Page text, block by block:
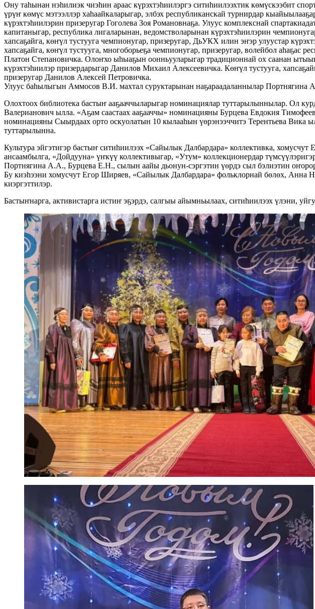
Ону таһынан нэһилиэк чиэһин араас күрэхтэһиилэргэ ситиһиилээхтик көмүскээбит
үрүҥ көмүс мэтээллэр хаһаайкаларыгар, элбэх республиканскай турнирдар
күрэхтэһиилэрин призеругар Гоголева Зоя Романовнаҕа. Улуус комплекснай
капитаныгар, республика лигаларынан, ведомстволарынан күрэхтэһиилэрин
хапсаҕайга, көҥүл тустууга чемпионугар, призеругар, ДьУКХ илин эҥэр улуустар
хапсаҕайга, көҥүл тустууга, многоборьеҕа чемпионугар, призеругар, волейбол
Платон Степановичка. Олоҥхо ыһыаҕын оонньууларыгар традиционнай ох саанан
күрэхтэһиилэр призердарыгар Данилов Михаил Алексеевичка. Көҥүл тустууга,
призеругар Данилов Алексей Петровичка.
Улуус баһылыгын Аммосов В.И. махтал суруктарынан наҕараадаланнылар Портнягина
Олохтоох библиотека бастыҥ ааҕааччыларыгар номинациялар туттарылыннылар. Ол
Валерианович ылла. «Аҕам саастаах ааҕааччы» номинацияны Бурцева Евдокия
номинацияны Сыырдаах орто оскуолатын 10 кылааһын үөрэнээччитэ Терентьева Вика
туттарылынна.
Культура эйгэтигэр бастыҥ ситиһиилээх «Сайылык Далбардара» коллективка,
ансаамбылга, «Дойдууна» үҥкүү коллективыгар, «Утум» коллекционердар
Портнягина А.А., Бурцева Е.Н., сылын аайы дьонун-сэргэтин үөрдэ сыл бэлиэтин
Бу киэһээни хомусчут Егор Ширяев, «Сайылык Далбардара» фольклорнай бөлөх, Анна
киэргэттилэр.
Бастыҥнарга, активистарга истиҥ эҕэрдэ, салгыы айымньылаах, ситиһиилээх үлэни,